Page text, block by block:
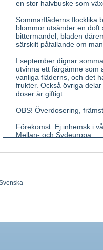
en stor halvbuske som
Sommarfläderns flocklika
blommor utsänder en
bittermandel; bladen
särskilt påfallande om
I september dignar
utvinna ett färgämne som
vanliga fläderns, och det
frukter. Också övriga
doser är giftigt.
OBS! Överdosering,
Förekomst: Ej inhemsk i
Mellan- och Sydeuropa.
Kännetecken: En 50-150
vit och frodig. Hela